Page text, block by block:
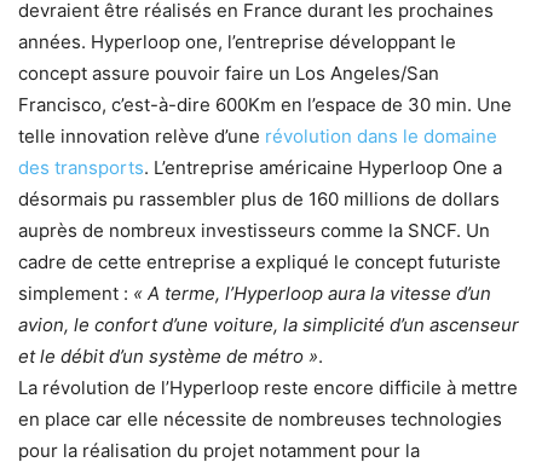
devraient être réalisés en France durant les prochaines
années. Hyperloop one, l’entreprise développant le
concept assure pouvoir faire un Los Angeles/San
Francisco, c’est-à-dire 600Km en l’espace de 30 min. Une
telle innovation relève d’une révolution dans le domaine
des transports. L’entreprise américaine Hyperloop One a
désormais pu rassembler plus de 160 millions de dollars
auprès de nombreux investisseurs comme la SNCF. Un
cadre de cette entreprise a expliqué le concept futuriste
simplement : « A terme, l’Hyperloop aura la vitesse d’un
avion, le confort d’une voiture, la simplicité d’un ascenseur
et le débit d’un système de métro ».
La révolution de l’Hyperloop reste encore difficile à mettre
en place car elle nécessite de nombreuses technologies
pour la réalisation du projet notamment pour la